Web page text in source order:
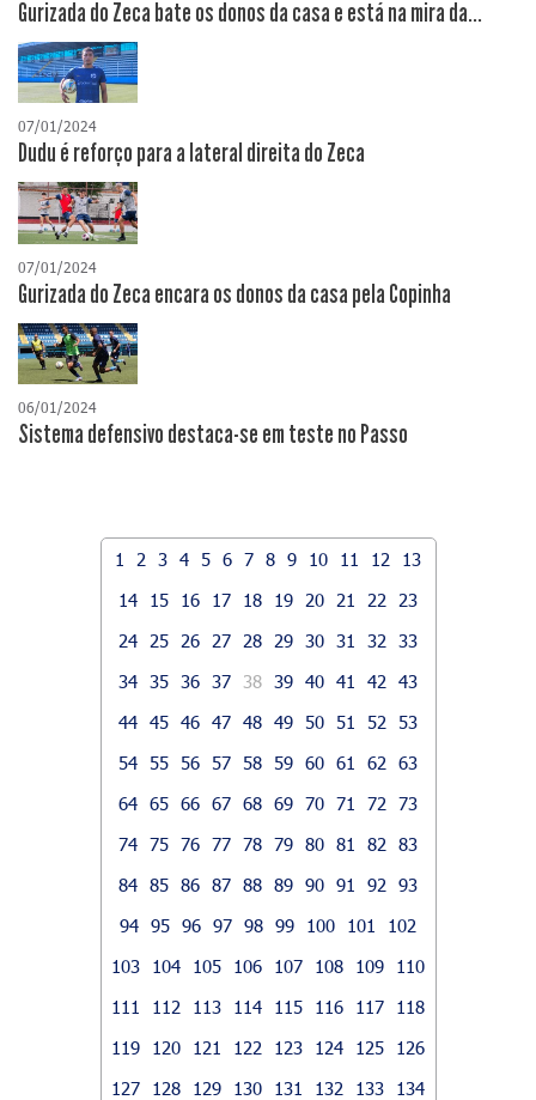
Gurizada do Zeca bate os donos da casa e está na mira da...
07/01/2024
Dudu é reforço para a lateral direita do Zeca
07/01/2024
Gurizada do Zeca encara os donos da casa pela Copinha
06/01/2024
Sistema defensivo destaca-se em teste no Passo
1 2 3 4 5 6 7 8 9 10 11 12
13
14
15 16 17 18 19 20 21 22
23
24
25 26 27 28 29 30 31 32
33
34 35 36 37 38 39 40 41 42
43
44 45 46 47 48 49 50 51 52
53
54 55 56 57 58 59 60 61 62
63
64 65 66 67 68 69 70 71 72
73
74 75 76 77 78 79 80 81 82
83
84 85 86 87 88 89 90 91 92
93
94 95 96 97 98 99 100 101
102
103
104 105 106 107 108 109
110
111
112 113 114 115 116 117
118
119
120 121 122 123 124 125
126
127
128 129 130 131 132 133
134